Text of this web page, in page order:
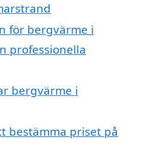
för bergvärme i
professionella
bergvärme i
bestämma priset på